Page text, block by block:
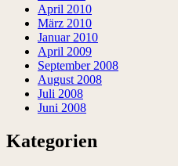
April 2010
März 2010
Januar 2010
April 2009
September 2008
August 2008
Juli 2008
Juni 2008
Kategorien